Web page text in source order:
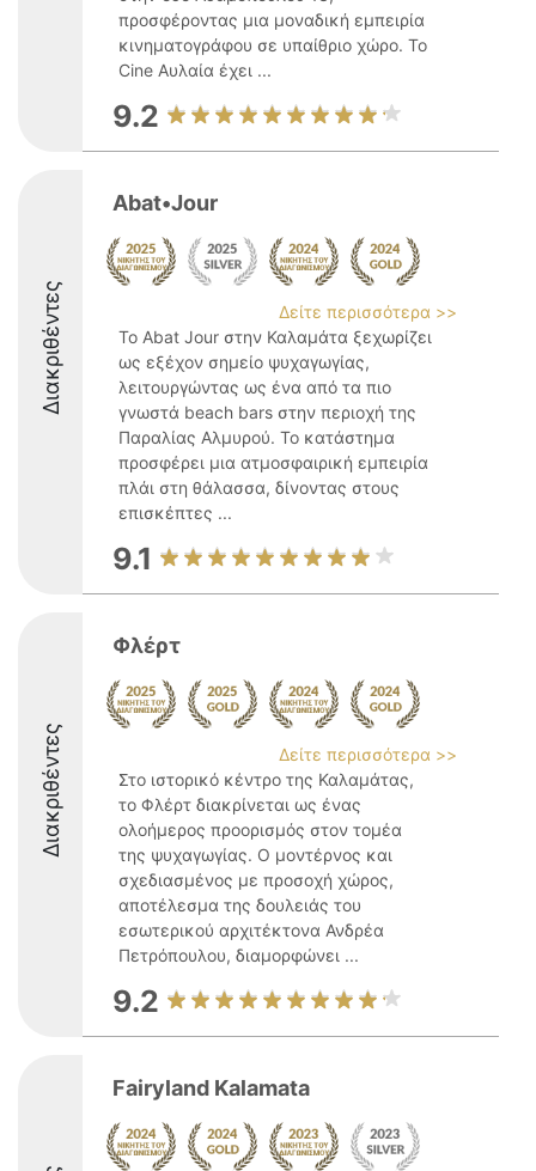
προσφέροντας μια μοναδική εμπειρία
κινηματογράφου σε υπαίθριο χώρο. Το
Cine Αυλαία έχει ...
9.2
Διακριθέντες
Abat•Jour
Δείτε περισσότερα >>
Το Abat Jour στην Καλαμάτα ξεχωρίζει
ως εξέχον σημείο ψυχαγωγίας,
λειτουργώντας ως ένα από τα πιο
γνωστά beach bars στην περιοχή της
Παραλίας Αλμυρού. Το κατάστημα
προσφέρει μια ατμοσφαιρική εμπειρία
πλάι στη θάλασσα, δίνοντας στους
επισκέπτες ...
9.1
Διακριθέντες
Φλέρτ
Δείτε περισσότερα >>
Στο ιστορικό κέντρο της Καλαμάτας,
το Φλέρτ διακρίνεται ως ένας
ολοήμερος προορισμός στον τομέα
της ψυχαγωγίας. Ο μοντέρνος και
σχεδιασμένος με προσοχή χώρος,
αποτέλεσμα της δουλειάς του
εσωτερικού αρχιτέκτονα Ανδρέα
Πετρόπουλου, διαμορφώνει ...
9.2
Fairyland Kalamata